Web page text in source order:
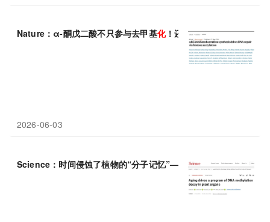
Nature：α-酮戊二酸不只参与去甲基化！还能影响肉碱合成、DNA
2026-06-03
Science：时间侵蚀了植物的“分子记忆”——衰老导致器官DNA